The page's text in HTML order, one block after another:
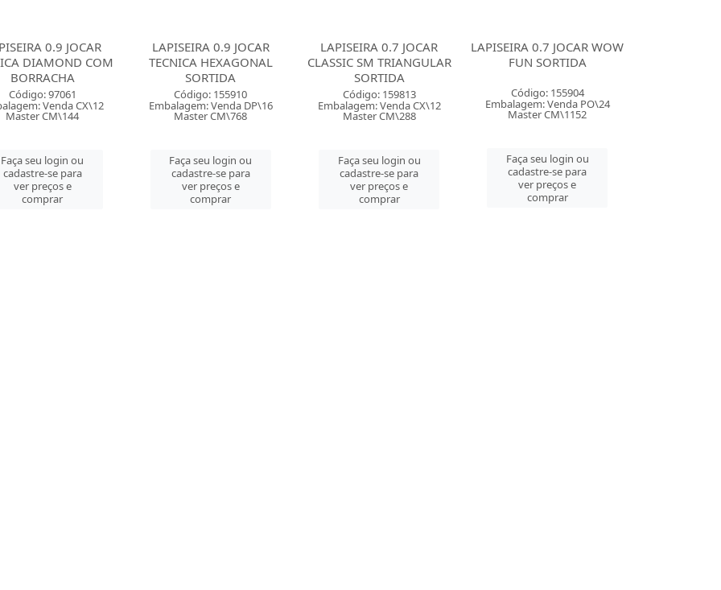
0.9 JOCAR
DIAMOND COM
BORRACHA
Código: 97061
Venda CX\12
Master CM\144
Faça seu login ou
cadastre-se para
ver preços e
comprar
LAPISEIRA 0.9 JOCAR
TECNICA HEXAGONAL
SORTIDA
Código: 155910
Embalagem: Venda DP\16
Master CM\768
Faça seu login ou
cadastre-se para
ver preços e
comprar
LAPISEIRA 0.7 JOCAR
CLASSIC SM TRIANGULAR
SORTIDA
Código: 159813
Embalagem: Venda CX\12
Master CM\288
Faça seu login ou
cadastre-se para
ver preços e
comprar
LAPISEIRA 0.7 JOCAR WOW
FUN SORTIDA
Código: 155904
Embalagem: Venda PO\24
Master CM\1152
Faça seu login ou
cadastre-se para
ver preços e
comprar